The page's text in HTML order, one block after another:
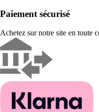
Paiement sécurisé
Achetez sur notre site en toute